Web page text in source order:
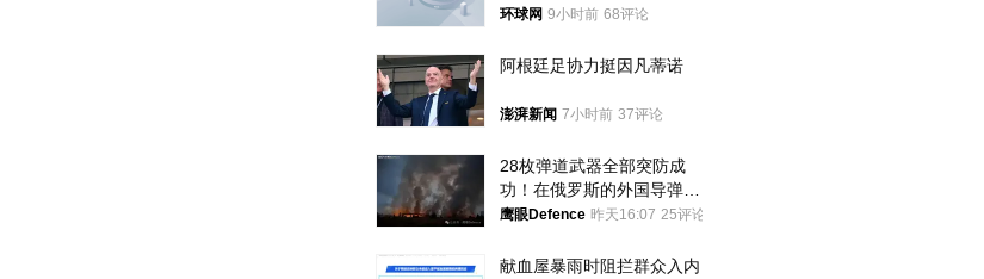
环球网 9小时前 68评论
阿根廷足协力挺因凡蒂诺
澎湃新闻 7小时前 37评论
28枚弹道武器全部突防成
功！在俄罗斯的外国导弹发
射车都是合法打击目标
鹰眼Defence 昨天16:07 25评论
献血屋暴雨时阻拦群众入内